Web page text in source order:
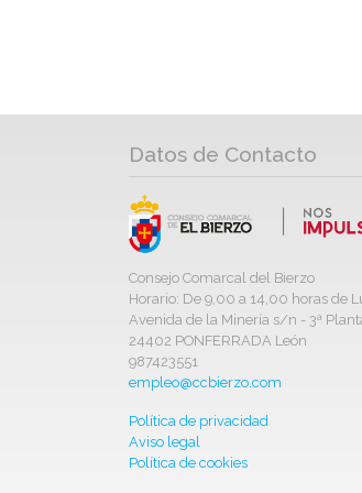
Datos de Contacto
Consejo Comarcal del Bierzo
Horario: De 9,00 a 14,00 horas de
Avenida de la Minería s/n - 3ª
24402 PONFERRADA León
987423551
empleo@ccbierzo.com
Política de privacidad
Aviso legal
Política de cookies